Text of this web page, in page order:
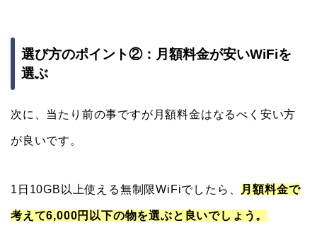
選び方のポイント②：月額料金が安いWiFiを
選ぶ
次に、当たり前の事ですが月額料金はなるべく安い方
が良いです。
1日10GB以上使える無制限WiFiでしたら、 月額料金で
考えて6,000円以下の物を選ぶと良いでしょう。